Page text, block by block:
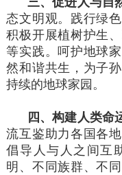
态文明观。践行绿
积极开展植树护生
等实践。呵护地球
然和谐共生，为子
持续的地球家园。
四、构建人类命
流互鉴助力各国各
倡导人与人之间互
明、不同族群、不